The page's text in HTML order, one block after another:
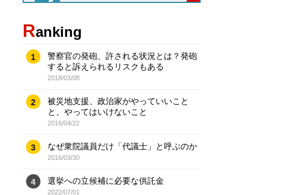
Ranking
1
警察官の発砲、許される状況とは？発砲
すると訴えられるリスクもある
2018/03/08
2
被災地支援、政治家がやっていいこと
と、やってはいけないこと
2016/04/22
3 なぜ衆院議員だけ「代議士」と呼ぶのか
2016/03/30
4 選挙への立候補に必要な供託金
2022/07/01